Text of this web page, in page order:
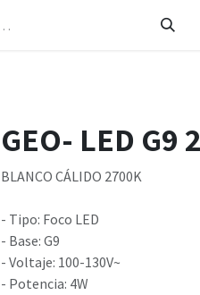
GEO- LED G9
BLANCO CÁLIDO 2700K
- Tipo: Foco LED
- Base: G9
- Voltaje: 100-130V~
- Potencia: 4W